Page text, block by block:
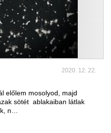
2020. 12. 22.
mosolyod, majd
sötét ablakaiban látlak
n…